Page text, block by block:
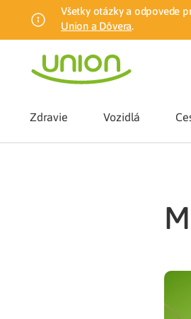
Všetky otázky a odpovede
Union a Dôvera.
Zdravie Vozidlá